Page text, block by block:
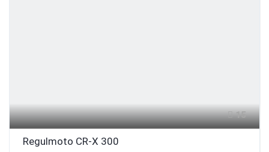
15
Regulmoto CR-X 300